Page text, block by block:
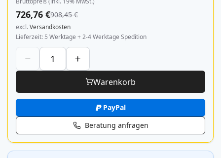
726,76 €908,45 €
excl.Versandkosten
Lieferzeit 5 Werktage + 2-4 Werktage Spedition
Warenkorb
PayPal
Beratung anfragen